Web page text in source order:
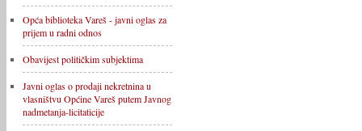
Opća biblioteka Vareš - javni oglas za
prijem u radni odnos
Obavijest političkim subjektima
Javni oglas o prodaji nekretnina u
vlasništvu Općine Vareš putem Javnog
nadmetanja-licitaticije